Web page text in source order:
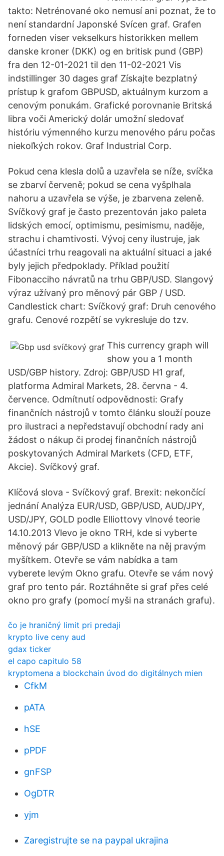
takto: Netrénované oko nemusí ani poznat, že to
není standardní Japonské Svícen graf. Grafen
forneden viser vekselkurs historikken mellem
danske kroner (DKK) og en britisk pund (GBP)
fra den 12-01-2021 til den 11-02-2021 Vis
indstillinger 30 dages graf Získajte bezplatný
prístup k grafom GBPUSD, aktuálnym kurzom a
cenovým ponukám. Grafické porovnanie Britská
libra voči Americký dolár umožní sledovať
históriu výmenného kurzu menového páru počas
niekoľkých rokov. Graf Industrial Corp.
Pokud cena klesla dolů a uzavřela se níže, svíčka
se zbarví červeně; pokud se cena vyšplhala
nahoru a uzavřela se výše, je zbarvena zeleně.
Svíčkový graf je často prezentován jako paleta
lidských emocí, optimismu, pesimismu, naděje,
strachu i chamtivosti. Vývoj ceny ilustruje, jak
účastníci trhu reagovali na aktuální situaci a jaké
byly jejich předpoklady. Příklad použití
Fibonacciho návratů na trhu GBP/USD. Slangový
výraz užívaný pro měnový pár GBP / USD.
Candlestick chart: Svíčkový graf: Druh cenového
grafu. Cenové rozpětí se vykresluje do tzv.
This currency graph will
show you a 1 month
USD/GBP history. Zdroj: GBP/USD H1 graf,
platforma Admiral Markets, 28. června - 4.
července. Odmítnutí odpovědnosti: Grafy
finančních nástrojů v tomto článku slouží pouze
pro ilustraci a nepředstavují obchodní rady ani
žádost o nákup či prodej finančních nástrojů
poskytovaných Admiral Markets (CFD, ETF,
Akcie). Svíčkový graf.
Klíčová slova - Svíčkový graf. Brexit: nekončící
jednání Analýza EUR/USD, GBP/USD, AUD/JPY,
USD/JPY, GOLD podle Elliottovy vlnové teorie
14.10.2013 Vlevo je okno TRH, kde si vyberte
měnový pár GBP/USD a klikněte na něj pravým
myšítkem. Otevře se vám nabídka a tam
vyberete levým Okno grafu. Otevře se vám nový
graf pro tento pár. Roztáhněte si graf přes celé
okno pro grafy (pomocí myši na stranách grafu).
čo je hraničný limit pri predaji
krypto live ceny aud
gdax ticker
el capo capitulo 58
kryptomena a blockchain úvod do digitálnych mien
CfkM
pATA
hSE
pPDF
gnFSP
OgDTR
yjm
Zaregistrujte se na paypal ukrajina